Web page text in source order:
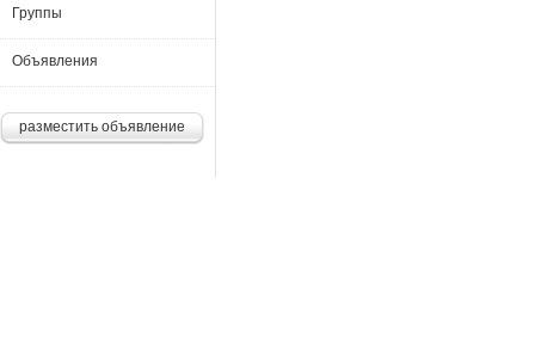
Группы
Объявления
разместить объявление